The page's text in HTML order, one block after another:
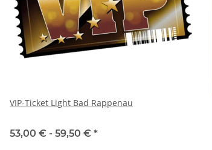
VIP-Ticket Light Bad Rappenau
53,00 € - 59,50 € *